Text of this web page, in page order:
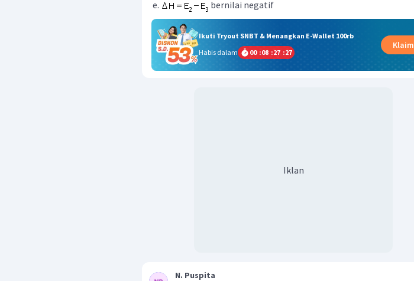
bernilai negatif
Ikuti Tryout SNBT & Menangkan E-Wallet 100rb
Habis dalam
00 :08 :27 :26
Klaim
Iklan
N. Puspita